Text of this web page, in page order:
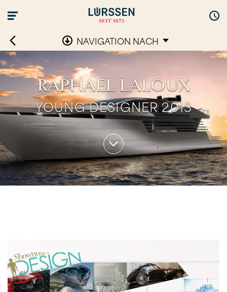
NAVIGATION NACH
RAPHAEL LALOUX
YOUNG DESIGNER 2013